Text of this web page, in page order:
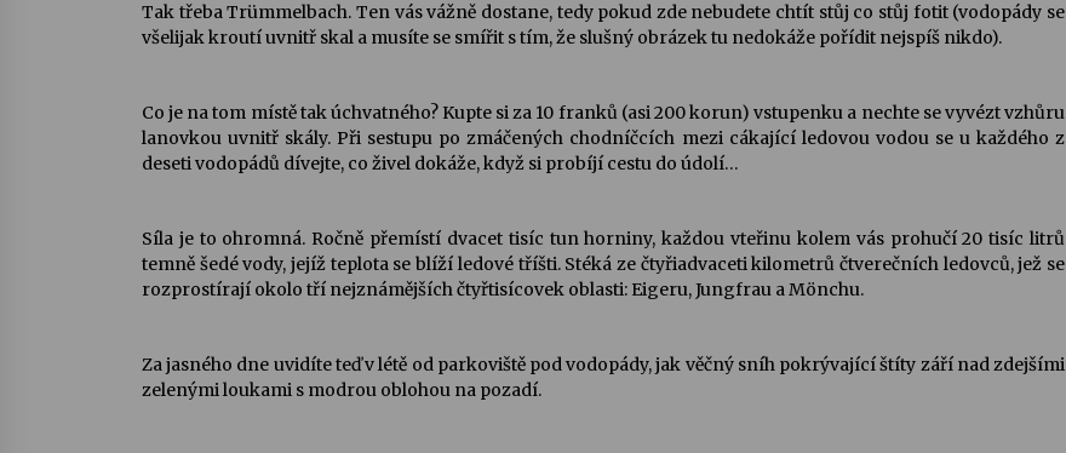
Tak třeba Trümmelbach. Ten vás vážně dostane, tedy pokud zde nebudete chtít stůj co stůj fotit (vodopády se
všelijak kroutí uvnitř skal a musíte se smířit s tím, že slušný obrázek tu nedokáže pořídit nejspíš nikdo).
Co je na tom místě tak úchvatného? Kupte si za 10 franků (asi 200 korun) vstupenku a nechte se vyvézt vzhůru
lanovkou uvnitř skály. Při sestupu po zmáčených chodníčcích mezi cákající ledovou vodou se u každého z
deseti vodopádů dívejte, co živel dokáže, když si probíjí cestu do údolí…
Síla je to ohromná. Ročně přemístí dvacet tisíc tun horniny, každou vteřinu kolem vás prohučí 20 tisíc litrů
temně šedé vody, jejíž teplota se blíží ledové tříšti. Stéká ze čtyřiadvaceti kilometrů čtverečních ledovců, jež se
rozprostírají okolo tří nejznámějších čtyřtisícovek oblasti: Eigeru, Jungfrau a Mönchu.
Za jasného dne uvidíte teď v létě od parkoviště pod vodopády, jak věčný sníh pokrývající štíty září nad zdejšími
zelenými loukami s modrou oblohou na pozadí.